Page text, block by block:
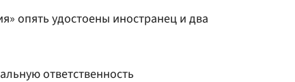
опять удостоены иностранец и два
ответственность